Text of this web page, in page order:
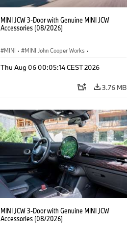
MINI JCW 3-Door with Genuine MINI JCW
Accessories (08/2026)
MINI · MINI John Cooper Works ·
Optional Extras, Accessories
Thu Aug 06 00:05:14 CEST 2026
3.76 MB
MINI JCW 3-Door with Genuine MINI JCW
Accessories (08/2026)